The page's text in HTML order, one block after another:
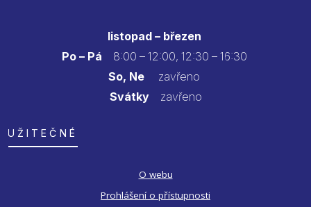
listopad – březen
Po – Pá 8:00 – 12:00, 12:30 – 16:30
So, Ne zavřeno
Svátkyzavřeno
UŽITEČNÉ
O webu
Prohlášení o přístupnosti